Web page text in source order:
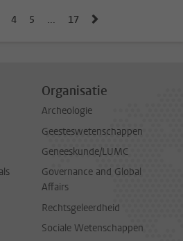
pagina
pagina
Naar pagina
Naar pagina
4 Naar pagina
5 ... Naar laatste pagina,
17
Organisatie
Archeologie
Geesteswetenschappen
Geneeskunde/LUMC
Governance and Global
Affairs
Rechtsgeleerdheid
Sociale Wetenschappen